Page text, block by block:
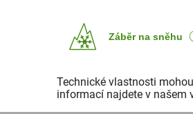
Záběr na sněhu
Technické vlastnosti
informací najdete v našem